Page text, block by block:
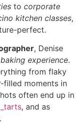
to corporate
kitchen classes,
perfect.
, Denise
experience.
from flaky
filled moments in
often end up in
, and as